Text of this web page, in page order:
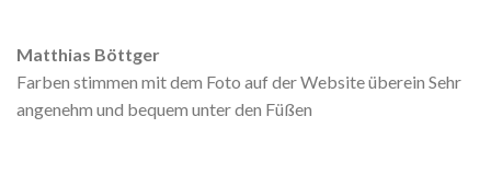
Matthias Böttger
Farben stimmen mit dem Foto auf der Website überein Sehr
angenehm und bequem unter den Füßen